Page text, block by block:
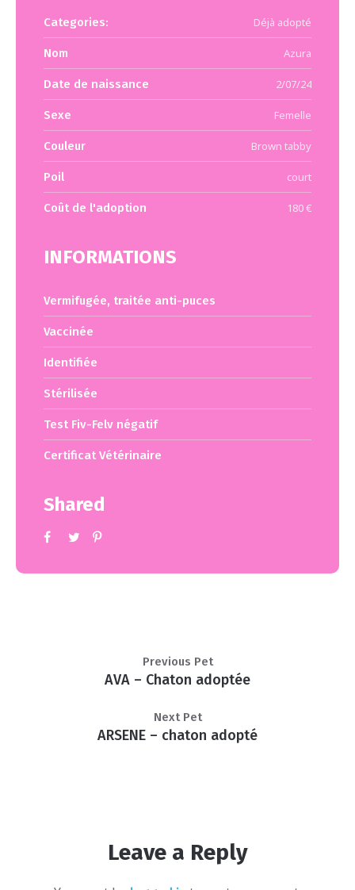
Categories: Déjà adopté
Nom Azura
Date de naissance 2/07/24
Sexe Femelle
Couleur Brown tabby
Poil court
Coût de l'adoption 180 €
INFORMATIONS
Vermifugée, traitée anti-puces
Vaccinée
Identifiée
Stérilisée
Test Fiv-Felv négatif
Certificat Vétérinaire
Shared
AVA – Chaton adoptée
Previous Pet
ARSENE – chaton adopté
Next Pet
Leave a Reply